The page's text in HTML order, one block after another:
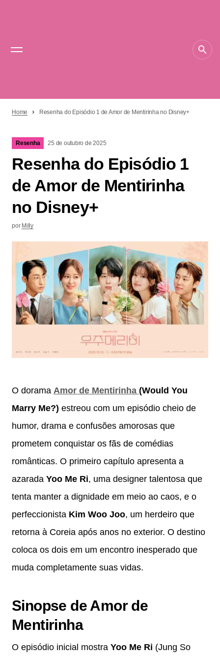
Home Resenha do Episódio 1 de Amor de Mentirinha no Disney+
Resenha 25 de outubro de 2025
Resenha do Episódio 1
de Amor de Mentirinha
no Disney+
por Milly
O dorama Amor de Mentirinha (Would You
Marry Me?) estreou com um episódio cheio de
humor, drama e confusões amorosas que
prometem conquistar os fãs de comédias
românticas. O primeiro capítulo apresenta a
azarada Yoo Me Ri, uma designer talentosa que
tenta manter a dignidade em meio ao caos, e o
perfeccionista Kim Woo Joo, um herdeiro que
retorna à Coreia após anos no exterior. O destino
coloca os dois em um encontro inesperado que
muda completamente suas vidas.
Sinopse de Amor de
Mentirinha
O episódio inicial mostra Yoo Me Ri (Jung So